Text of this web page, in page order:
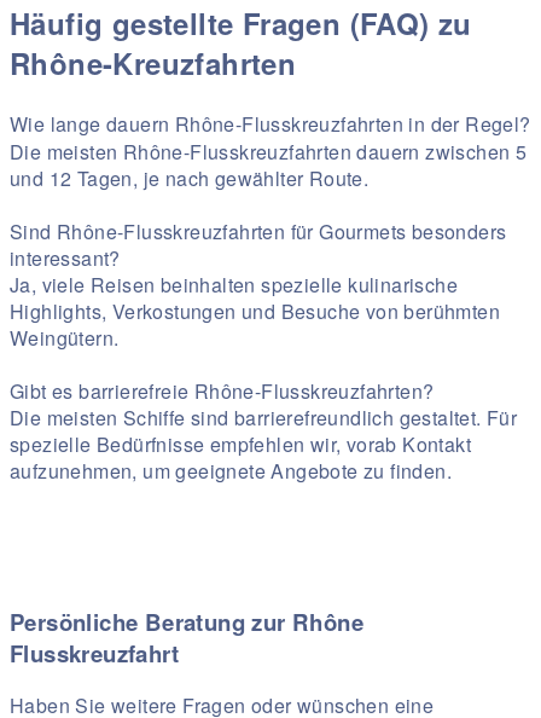
Häufig gestellte Fragen (FAQ) zu
Rhône-Kreuzfahrten
Wie lange dauern Rhône-Flusskreuzfahrten in der Regel?
Die meisten Rhône-Flusskreuzfahrten dauern zwischen 5
und 12 Tagen, je nach gewählter Route.
Sind Rhône-Flusskreuzfahrten für Gourmets besonders
interessant?
Ja, viele Reisen beinhalten spezielle kulinarische
Highlights, Verkostungen und Besuche von berühmten
Weingütern.
Gibt es barrierefreie Rhône-Flusskreuzfahrten?
Die meisten Schiffe sind barrierefreundlich gestaltet. Für
spezielle Bedürfnisse empfehlen wir, vorab Kontakt
aufzunehmen, um geeignete Angebote zu finden.
Persönliche Beratung zur Rhône
Flusskreuzfahrt
Haben Sie weitere Fragen oder wünschen eine